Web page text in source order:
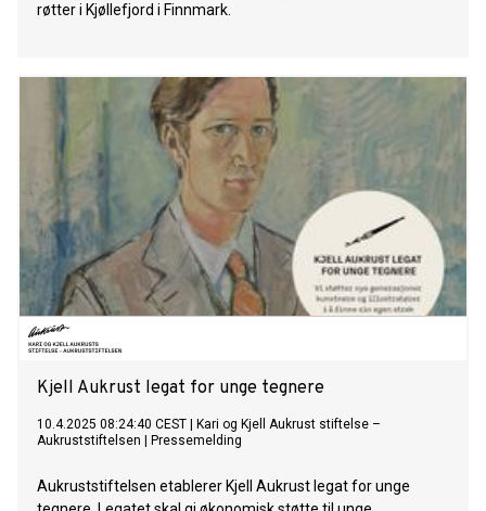
røtter i Kjøllefjord i Finnmark.
Kjell Aukrust legat for unge tegnere
10.4.2025 08:24:40 CEST
Kari og Kjell Aukrust stiftelse –
Aukruststiftelsen
Pressemelding
Aukruststiftelsen etablerer Kjell Aukrust legat for unge